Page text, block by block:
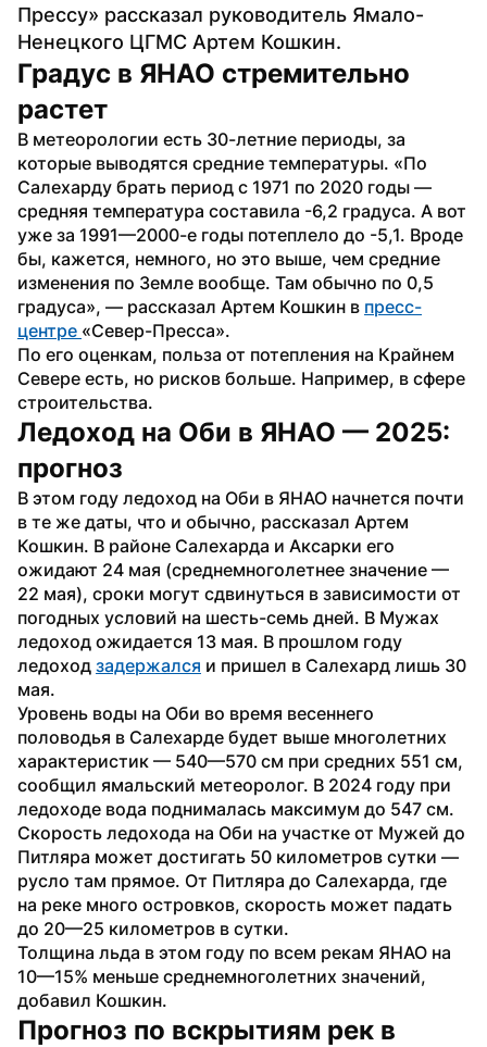
Прессу» рассказал руководитель Ямало-
Ненецкого ЦГМС Артем Кошкин.
Градус в ЯНАО стремительно
растет
В метеорологии есть 30-летние периоды, за
которые выводятся средние температуры. «По
Салехарду брать период с 1971 по 2020 годы —
средняя температура составила -6,2 градуса. А вот
уже за 1991—2000-е годы потеплело до -5,1. Вроде
бы, кажется, немного, но это выше, чем средние
изменения по Земле вообще. Там обычно по 0,5
градуса», — рассказал Артем Кошкин в пресс-
центре «Север-Пресса».
По его оценкам, польза от потепления на Крайнем
Севере есть, но рисков больше. Например, в сфере
строительства.
Ледоход на Оби в ЯНАО — 2025:
прогноз
В этом году ледоход на Оби в ЯНАО начнется почти
в те же даты, что и обычно, рассказал Артем
Кошкин. В районе Салехарда и Аксарки его
ожидают 24 мая (среднемноголетнее значение —
22 мая), сроки могут сдвинуться в зависимости от
погодных условий на шесть-семь дней. В Мужах
ледоход ожидается 13 мая. В прошлом году
ледоход задержался и пришел в Салехард лишь 30
мая.
Уровень воды на Оби во время весеннего
половодья в Салехарде будет выше многолетних
характеристик — 540—570 см при средних 551 см,
сообщил ямальский метеоролог. В 2024 году при
ледоходе вода поднималась максимум до 547 см.
Скорость ледохода на Оби на участке от Мужей до
Питляра может достигать 50 километров сутки —
русло там прямое. От Питляра до Салехарда, где
на реке много островков, скорость может падать
до 20—25 километров в сутки.
Толщина льда в этом году по всем рекам ЯНАО на
10—15% меньше среднемноголетних значений,
добавил Кошкин.
Прогноз по вскрытиям рек в